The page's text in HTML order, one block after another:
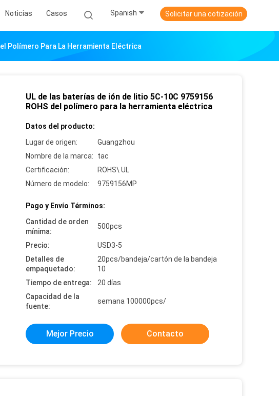
Noticias Casos Spanish Solicitar una cotización
Polímero Para La Herramienta Eléctrica
UL de las baterías de ión de litio 5C-10C 9759156
ROHS del polímero para la herramienta eléctrica
Datos del producto:
Lugar de origen:
Guangzhou
Nombre de la marca:
tac
Certificación:
ROHS\ UL
Número de modelo:
9759156MP
Pago y Envío Términos:
Cantidad de orden
mínima:
500pcs
Precio:
USD3-5
Detalles de
empaquetado:
20pcs/bandeja/cartón de la bandeja
10
Tiempo de entrega:
20 días
Capacidad de la
fuente:
semana 100000pcs/
Mejor Precio Contacto